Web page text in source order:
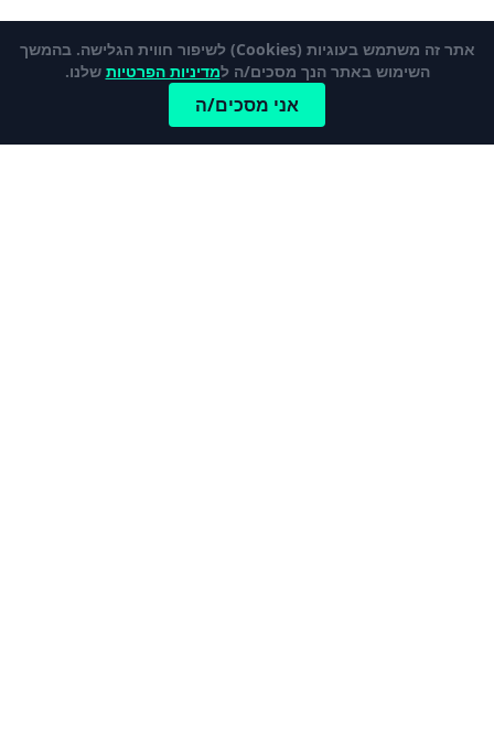
אתר זה משתמש בעוגיות (Cookies) לשיפור חווית הגלישה. בהמשך
השימוש באתר הנך מסכים/ה למדיניות הפרטיות שלנו.
אני מסכים/ה